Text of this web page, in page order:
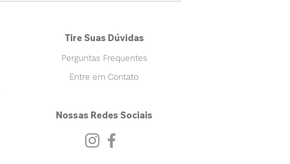
Entre em Contato
Tire Suas Dúvidas
Perguntas Frequentes
Nossas Redes Sociais